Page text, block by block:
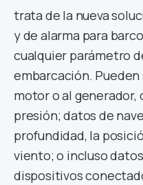
trata de la nueva
y de alarma para
cualquier parámetro
embarcación.
motor o al generador,
presión; datos de
profundidad, la
viento; o incluso
dispositivos